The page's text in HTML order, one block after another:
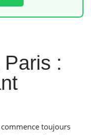
:
toujours